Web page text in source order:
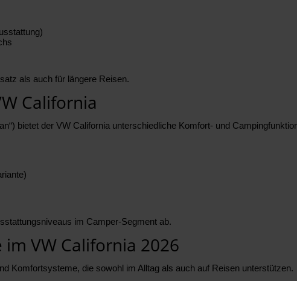
als auch für längere Reisen.
California
bietet der VW California unterschiedliche Komfort- und
im Camper-Segment ab.
VW California 2026
Komfortsysteme, die sowohl im Alltag als auch auf Reisen unterstützen.